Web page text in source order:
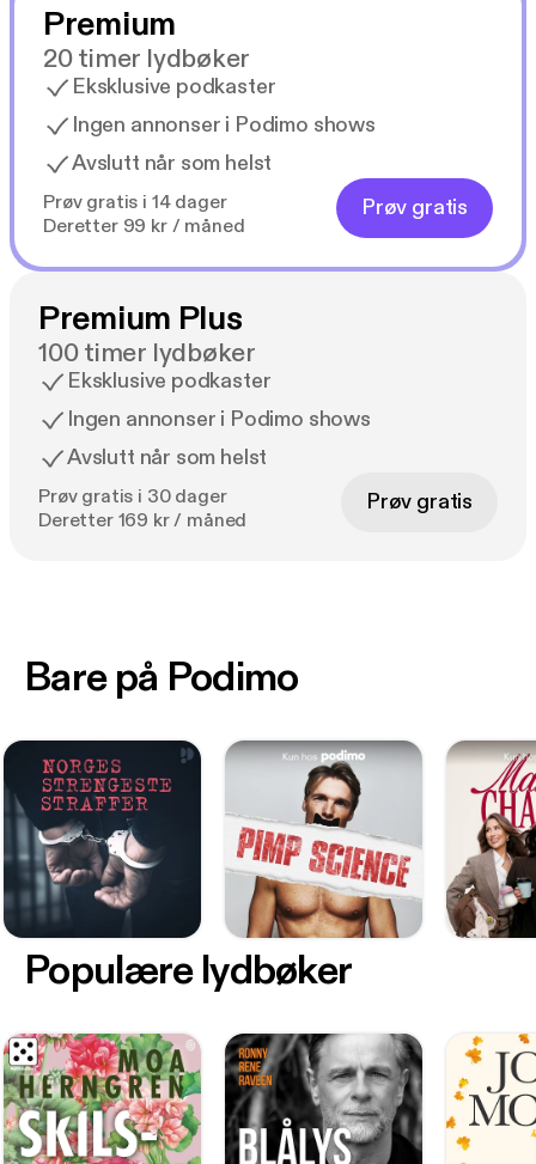
Premium
20 timer lydbøker
Eksklusive podkaster
Ingen annonser i Podimo shows
Avslutt når som helst
Prøv gratis i 14 dager
Deretter 99 kr / måned
Prøv gratis
Premium Plus
100 timer lydbøker
Eksklusive podkaster
Ingen annonser i Podimo shows
Avslutt når som helst
Prøv gratis i 30 dager
Deretter 169 kr / måned
Prøv gratis
Bare på Podimo
Populære lydbøker